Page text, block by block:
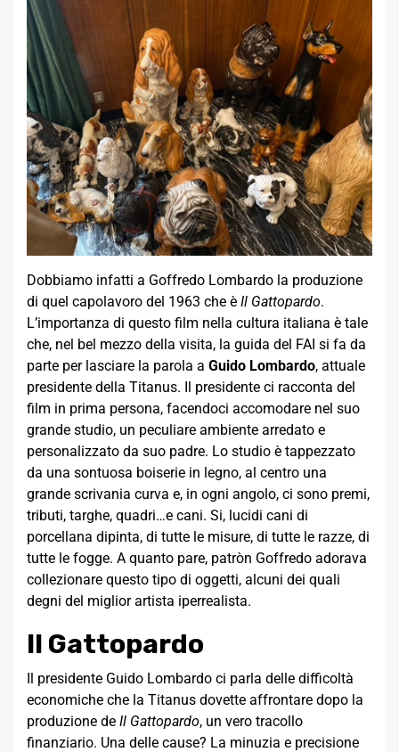
Dobbiamo infatti a Goffredo Lombardo la produzione
di quel capolavoro del 1963 che è Il Gattopardo.
L’importanza di questo film nella cultura italiana è tale
che, nel bel mezzo della visita, la guida del FAI si fa da
parte per lasciare la parola a Guido Lombardo, attuale
presidente della Titanus. Il presidente ci racconta del
film in prima persona, facendoci accomodare nel suo
grande studio, un peculiare ambiente arredato e
personalizzato da suo padre. Lo studio è tappezzato
da una sontuosa boiserie in legno, al centro una
grande scrivania curva e, in ogni angolo, ci sono premi,
tributi, targhe, quadri…e cani. Si, lucidi cani di
porcellana dipinta, di tutte le misure, di tutte le razze, di
tutte le fogge. A quanto pare, patròn Goffredo adorava
collezionare questo tipo di oggetti, alcuni dei quali
degni del miglior artista iperrealista.
Il Gattopardo
Il presidente Guido Lombardo ci parla delle difficoltà
economiche che la Titanus dovette affrontare dopo la
produzione de Il Gattopardo, un vero tracollo
finanziario. Una delle cause? La minuzia e precisione